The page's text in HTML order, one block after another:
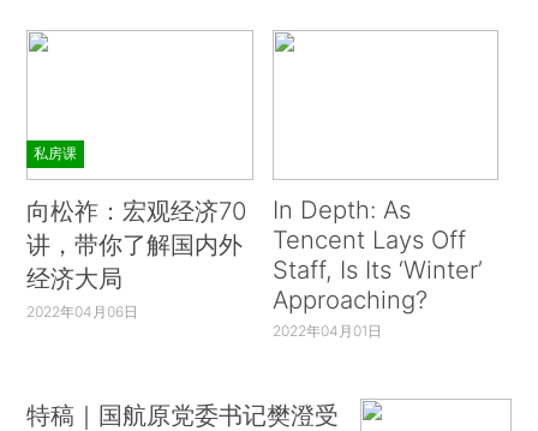
私房课
向松祚：宏观经济70
讲，带你了解国内外
经济大局
2022年04月06日
In Depth: As
Tencent Lays Off
Staff, Is Its ‘Winter’
Approaching?
2022年04月01日
特稿｜国航原党委书记樊澄受